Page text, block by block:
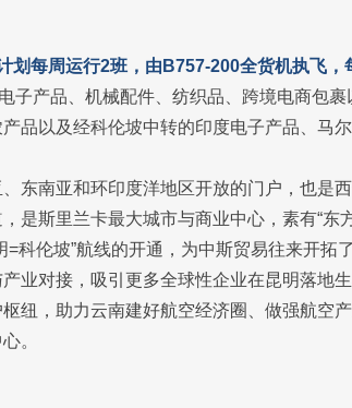
划每周运行2班，由B757-200全货机执飞
子产品、机械配件、纺织品、跨境电商包
品以及经科伦坡中转的印度电子产品、马尔
东南亚和环印度洋地区开放的门户，也是
是斯里兰卡最大城市与商业中心，素有“东
=科伦坡”航线的开通，为中斯贸易往来开拓
业对接，吸引更多全球性企业在昆明落地
纽，助力云南建好航空经济圈、做强航空
。